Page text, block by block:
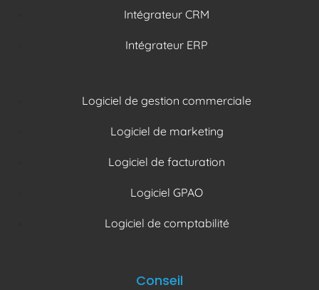
Intégrateur CRM
Intégrateur ERP
Logiciel de gestion commerciale
Logiciel de marketing
Logiciel de facturation
Logiciel GPAO
Logiciel de comptabilité
Conseil